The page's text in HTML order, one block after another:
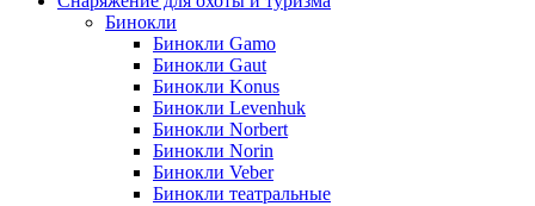
Бинокли
Бинокли Gamo
Бинокли Gaut
Бинокли Konus
Бинокли Levenhuk
Бинокли Norbert
Бинокли Norin
Бинокли Veber
Бинокли театральные